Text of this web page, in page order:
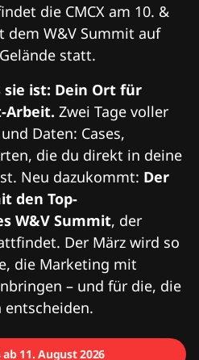
die CMCX am 10. &
dem W&V Summit auf
statt.
sie ist: Dein Ort für
Arbeit. Zwei Tage voller
Daten: Cases,
die du direkt in deine
Neu dazukommt: Der
den Top-
W&V Summit, der
Der März wird so
die Marketing mit
– und für die, die
11. August 2026